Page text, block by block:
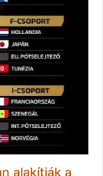
alakítják a